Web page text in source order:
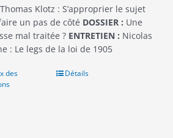
du
produit
Thomas Klotz : S’approprier le sujet
un pas de côté DOSSIER : Une
mal traitée ? ENTRETIEN : Nicolas
: Le legs de la loi de 1905
des
CeDétails